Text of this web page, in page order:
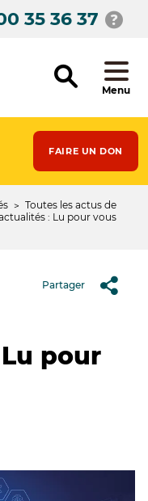
35 36 37
Menu
FAIRE UN DON
Toutes les actus de
: Lu pour vous
Partager
pour